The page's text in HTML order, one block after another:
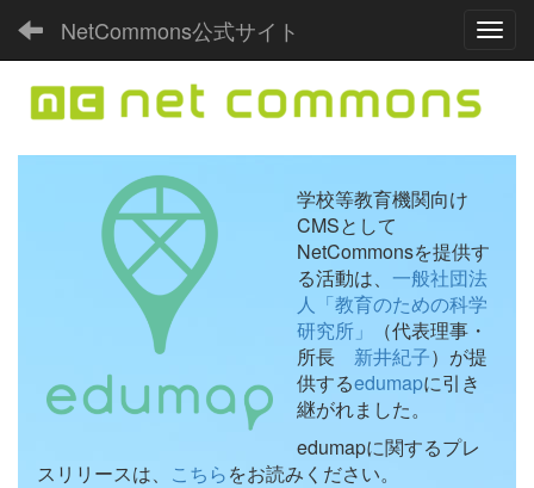
NetCommons公式サイト
学校等教育機関向け
CMSとして
NetCommonsを提供す
る活動は、 一般社団法
人「教育のための科学
研究所」
（代表理事・
所長 新井紀子）が提
供するedumapに引き
継がれました。
edumapに関するプレ
スリリースは、 こちらをお読みください。